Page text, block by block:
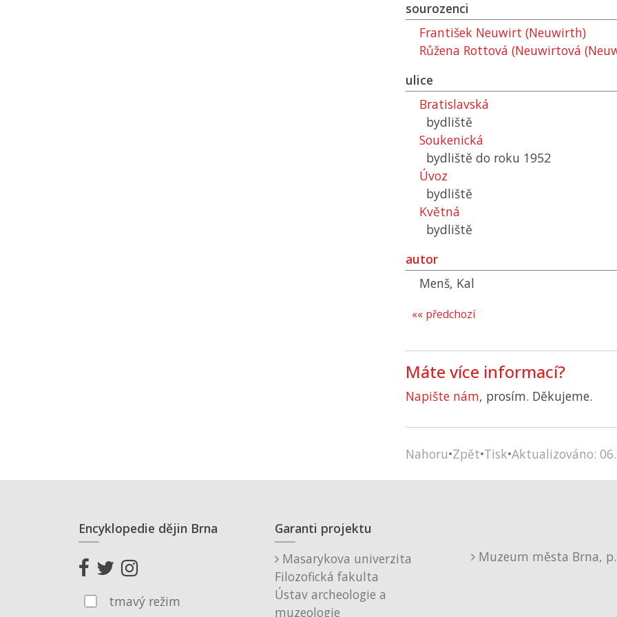
sourozenci
František Neuwirt (Neuwirth)
Růžena Rottová (Neuwirtová
ulice
Bratislavská
bydliště
Soukenická
bydliště do roku 1952
Úvoz
bydliště
Květná
bydliště
autor
Menš, Kal
«« předchozí
Máte více informací?
Napište nám, prosím. Děkujeme.
Nahoru•Zpět•Tisk•Aktualizováno:
Encyklopedie dějin Brna
tmavý režim
Garanti projektu
Masarykova univerzita
Filozofická fakulta
Ústav archeologie a
muzeologie
Muzeum města Brna,